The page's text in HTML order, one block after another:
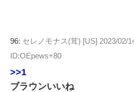
96: セレノモナス(茸) [US] 2023/02/
ID:OEpews+80
>>1
ブラウンいいね